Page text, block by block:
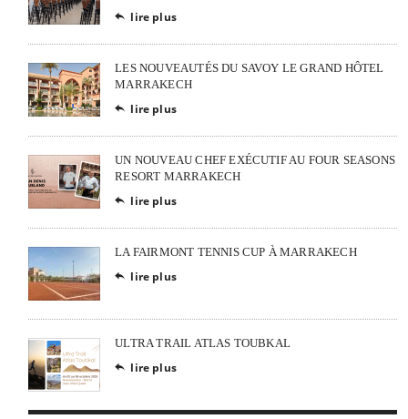
 lire plus
LES NOUVEAUTÉS DU SAVOY LE GRAND HÔTEL
MARRAKECH
 lire plus
UN NOUVEAU CHEF EXÉCUTIF AU FOUR SEASONS
RESORT MARRAKECH
 lire plus
LA FAIRMONT TENNIS CUP À MARRAKECH
 lire plus
ULTRA TRAIL ATLAS TOUBKAL
 lire plus